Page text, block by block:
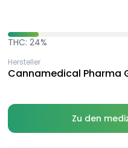
THC: 24%
Hersteller
Cannamedical Pharma
Zu den